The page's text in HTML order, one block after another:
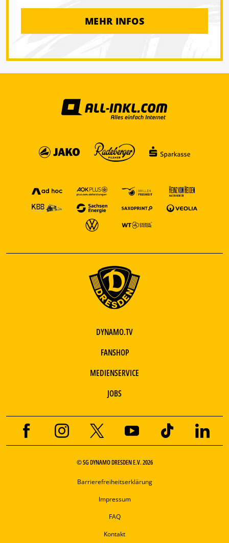
MEHR INFOS
DYNAMO.TV
FANSHOP
MEDIENSERVICE
JOBS
© SG DYNAMO DRESDEN E.V. 2026
Barrierefreiheitserklärung
Impressum
FAQ
Kontakt